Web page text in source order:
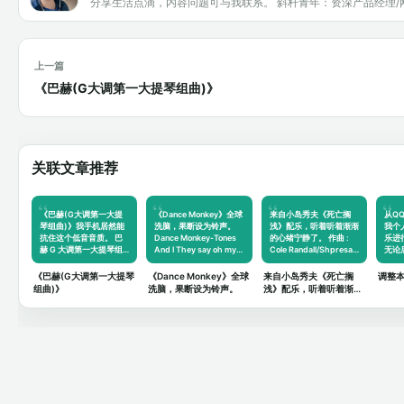
上一篇
《巴赫(G大调第一大提琴组曲)》
关联文章推荐
《巴赫(G大调第一大提
琴组曲)》我手机居然能
抗住这个低音音质。 巴
赫 G 大调第一大提琴组
《巴赫(G大调第一大提琴
组曲)》
《Dance Monkey》全球
洗脑，果断设为铃声。
Dance Monkey-Tones
And I They say oh my
《Dance Monkey》全球
洗脑，果断设为铃声。
来自小岛秀夫《死亡搁
浅》配乐，听着听着渐渐
的心绪宁静了。 作曲 :
Cole Randall/Shpresa
来自小岛秀夫《死亡搁
浅》配乐，听着听着渐渐
从
我个
乐进
无论
调整